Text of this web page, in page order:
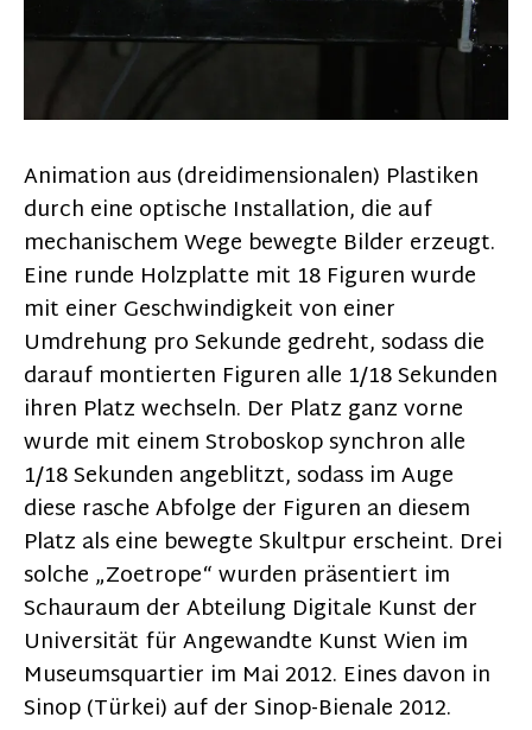
Animation aus (dreidimensionalen) Plastiken
durch eine optische Installation, die auf
mechanischem Wege bewegte Bilder erzeugt.
Eine runde Holzplatte mit 18 Figuren wurde
mit einer Geschwindigkeit von einer
Umdrehung pro Sekunde gedreht, sodass die
darauf montierten Figuren alle 1/18 Sekunden
ihren Platz wechseln. Der Platz ganz vorne
wurde mit einem Stroboskop synchron alle
1/18 Sekunden angeblitzt, sodass im Auge
diese rasche Abfolge der Figuren an diesem
Platz als eine bewegte Skultpur erscheint. Drei
solche „Zoetrope“ wurden präsentiert im
Schauraum der Abteilung Digitale Kunst der
Universität für Angewandte Kunst Wien im
Museumsquartier im Mai 2012. Eines davon in
Sinop (Türkei) auf der Sinop-Bienale 2012.